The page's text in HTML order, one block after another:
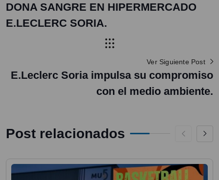
DONA SANGRE EN HIPERMERCADO
E.LECLERC SORIA.
Ver Siguiente Post
E.Leclerc Soria impulsa su compromiso
con el medio ambiente.
Post relacionados